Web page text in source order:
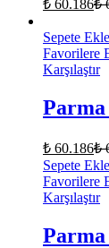
₺ 60.186₺
Sepete Ekle
Favorilere
Karşılaştır
Parma
₺ 60.186₺
Sepete Ekle
Favorilere
Karşılaştır
Parma